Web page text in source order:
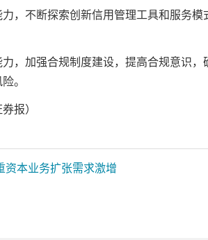
不断探索创新信用管理工具和服务模
加强合规制度建设，提高合规意识，
。
报）
资本业务扩张需求激增